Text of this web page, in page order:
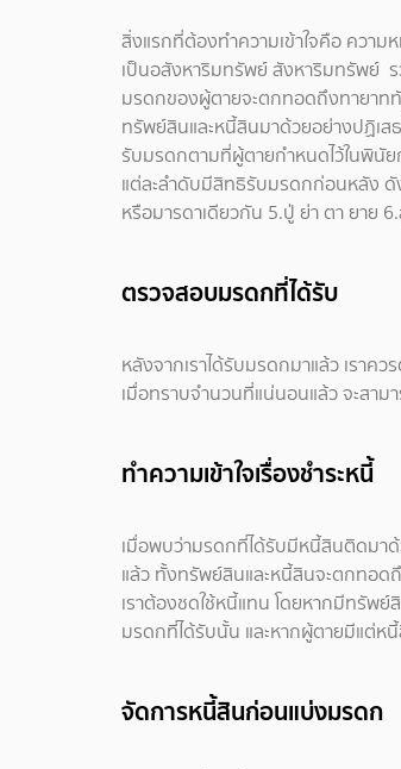
สิ่งแรกที่ต้องทำความเข้าใจคือ คว
เป็นอสังหาริมทรัพย์ สังหาริมทรัพย์
มรดกของผู้ตายจะตกทอดถึงทายาท
ทรัพย์สินและหนี้สินมาด้วยอย่างปฏิเ
รับมรดกตามที่ผู้ตายกำหนดไว้ในพินั
แต่ละลำดับมีสิทธิรับมรดกก่อนหลัง
หรือมารดาเดียวกัน 5.ปู่ ย่า ตา ยาย
ตรวจสอบมรดกที่ได้รับ
หลังจากเราได้รับมรดกมาแล้ว เราค
เมื่อทราบจำนวนที่แน่นอนแล้ว จะสา
ทำความเข้าใจเรื่องชำระหนี้
เมื่อพบว่ามรดกที่ได้รับมีหนี้สินติดมาด้
แล้ว ทั้งทรัพย์สินและหนี้สินจะตกทอด
เราต้องชดใช้หนี้แทน โดยหากมีทรัพ
มรดกที่ได้รับนั้น และหากผู้ตายมีแต่ห
จัดการหนี้สินก่อนแบ่งมรดก